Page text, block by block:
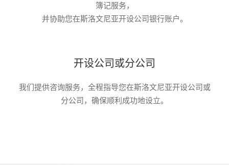
簿记服务，
并协助您在斯洛文尼亚开设公司银行账户。
开设公司或分公司
我们提供咨询服务，全程指导您在斯洛文尼亚开设公司或
分公司，确保顺利成功地设立。